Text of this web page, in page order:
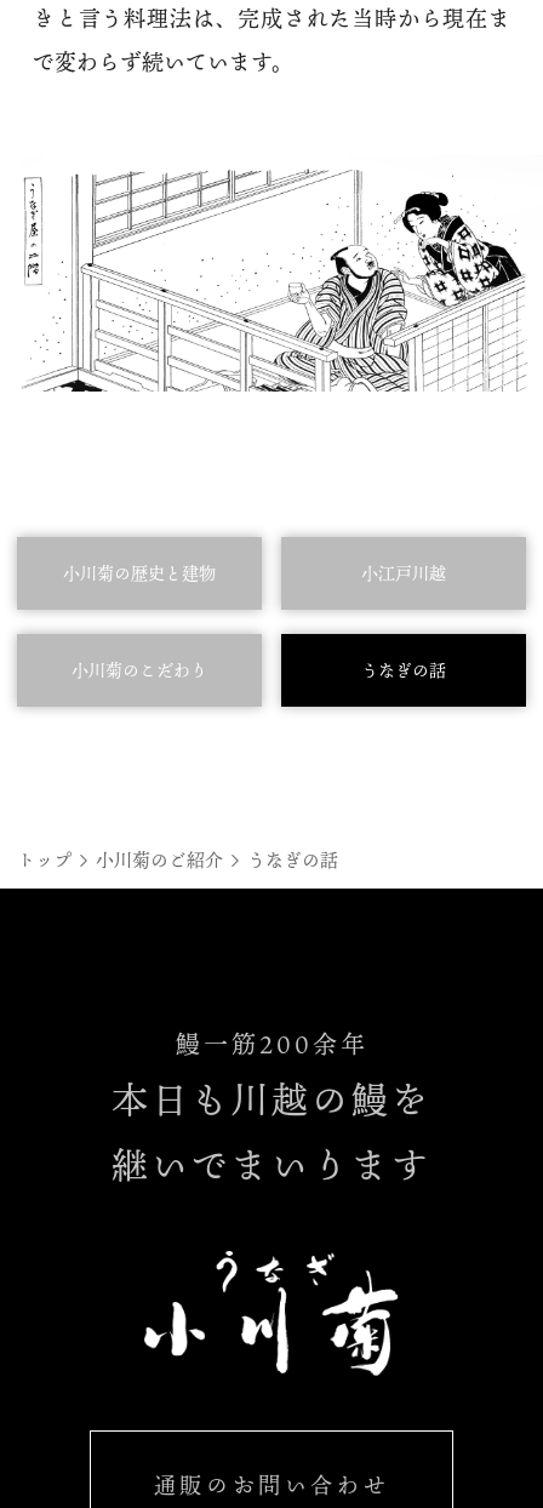
トップ 小川菊のご紹介 うなぎの話
きと言う料理法は、完成された当時から現在ま
で変わらず続いています。
小川菊の歴史と建物 小江戸川越
小川菊のこだわり うなぎの話
鰻一筋200余年
本日も川越の鰻を
継いでまいります
通販のお問い合わせ